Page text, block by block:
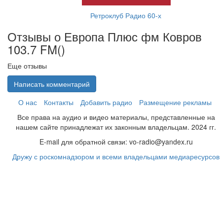
Ретроклуб Радио 60-х
Отзывы о Европа Плюс фм Ковров
103.7 FM()
Еще отзывы
Написать комментарий
О нас
Контакты Добавить радио
Размещение рекламы
Все права на аудио и видео материалы, представленные на
нашем сайте принадлежат их законным владельцам. 2024 гг.
E-mail для обратной связи: vo-radio@yandex.ru
Дружу с роскомнадзором и всеми владельцами медиаресурсов